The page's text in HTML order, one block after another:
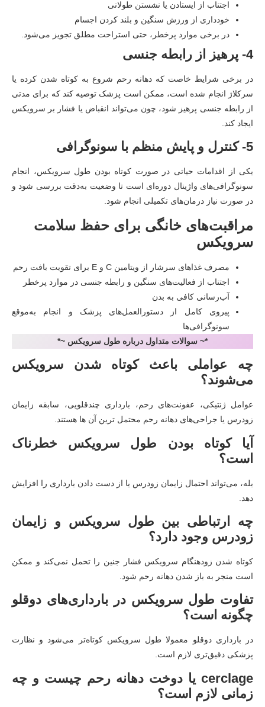
اجتناب از ایستادن یا نشستن طولانی
خودداری از ورزش سنگین و بلند کردن اجسام
در برخی موارد پرخطر، حتی استراحت مطلق تجویز می‌شود.
4- پرهیز از رابطه جنسی
در برخی شرایط خاصت که دهانه رحم شروع به کوتاه شدن کرده یا
سرکلاژ انجام شده است، ممکن است پزشک توصیه کند که برای مدتی
از رابطه جنسی پرهیز شود، چون می‌تواند انقباض یا فشار بر سرویکس
ایجاد کند.
5- کنترل و پایش منظم با سونوگرافی
یکی از اقدامات حیاتی در صورت کوتاه بودن طول سرویکس، انجام
سونوگرافی‌های واژینال دوره‌ای است تا وضعیت به‌دقت بررسی شود و
در صورت نیاز درمان‌های تکمیلی انجام شود.
مراقبت‌های خانگی برای حفظ سلامت
سرویکس
مصرف غذاهای سرشار از ویتامین C و E برای تقویت بافت رحم
اجتناب از فعالیت‌های سنگین و رابطه جنسی در موارد پرخطر
آب‌رسانی کافی به بدن
پیروی کامل از دستورالعمل‌های پزشک و انجام به‌موقع
سونوگرافی‌ها
*~ سوالات متداول درباره طول سرویکس ~*
چه عواملی باعث کوتاه شدن سرویکس
می‌شوند؟
عوامل ژنتیکی، عفونت‌های رحم، بارداری چندقلویی، سابقه زایمان
زودرس یا جراحی‌های دهانه رحم محتمل ترین آن ها هستند.
آیا کوتاه بودن طول سرویکس خطرناک
است؟
بله، می‌تواند احتمال زایمان زودرس یا از دست دادن بارداری را افزایش
دهد.
چه ارتباطی بین طول سرویکس و زایمان
زودرس وجود دارد؟
کوتاه شدن زودهنگام سرویکس فشار جنین را تحمل نمی‌کند و ممکن
است منجر به باز شدن دهانه رحم شود.
تفاوت طول سرویکس در بارداری‌های دوقلو
چگونه است؟
در بارداری دوقلو معمولا طول سرویکس کوتاه‌تر می‌شود و نظارت
پزشکی دقیق‌تری لازم است.
cerclage یا دوخت دهانه رحم چیست و چه
زمانی لازم است؟